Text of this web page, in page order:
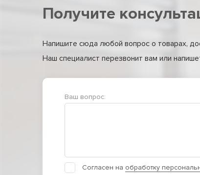
Получите
Напишите сюда любой вопрос о товарах,
Наш специалист перезвонит вам или
Ваш вопрос:
Согласен на обработку